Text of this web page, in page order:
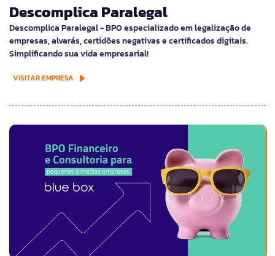
Descomplica Paralegal
Descomplica Paralegal - BPO especializado em legalização de
empresas, alvarás, certidões negativas e certificados digitais.
Simplificando sua vida empresarial!
VISITAR EMPRESA